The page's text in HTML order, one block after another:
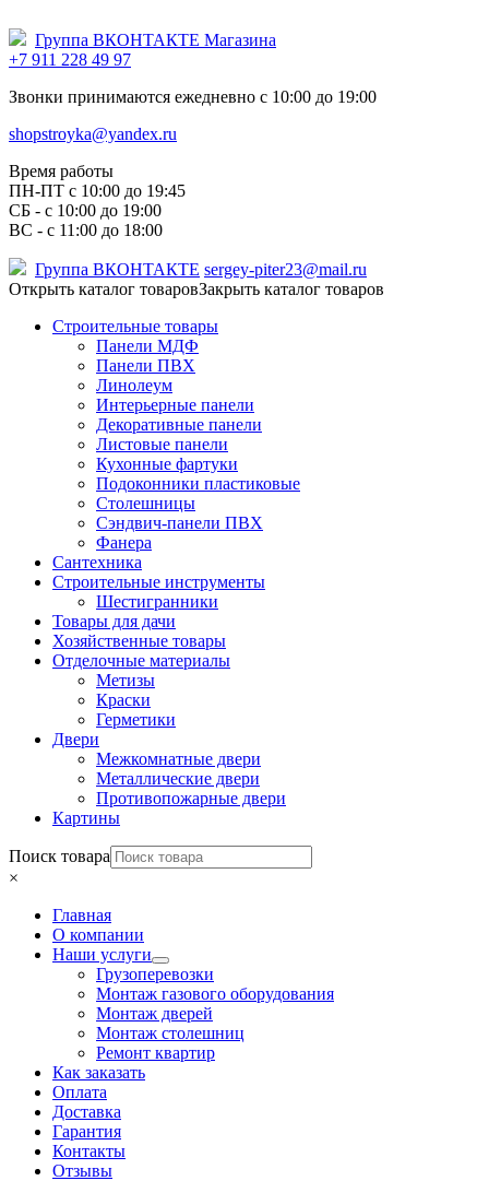
Группа ВКОНТАКТЕ Магазина
+7 911 228 49 97
Звонки принимаются ежедневно с 10:00 до 19:00
shopstroyka@yandex.ru
Время работы
ПН-ПТ c 10:00 до 19:45
СБ - с 10:00 до 19:00
ВС - с 11:00 до 18:00
Группа ВКОНТАКТЕ sergey-piter23@mail.ru
Открыть каталог товаровЗакрыть каталог товаров
Строительные товары
Панели МДФ
Панели ПВХ
Линолеум
Интерьерные панели
Декоративные панели
Листовые панели
Кухонные фартуки
Подоконники пластиковые
Столешницы
Сэндвич-панели ПВХ
Фанера
Сантехника
Строительные инструменты
Шестигранники
Товары для дачи
Хозяйственные товары
Отделочные материалы
Метизы
Краски
Герметики
Двери
Межкомнатные двери
Металлические двери
Противопожарные двери
Картины
Поиск товара
×
Главная
О компании
Наши услуги
Грузоперевозки
Монтаж газового оборудования
Монтаж дверей
Монтаж столешниц
Ремонт квартир
Как заказать
Оплата
Доставка
Гарантия
Контакты
Отзывы